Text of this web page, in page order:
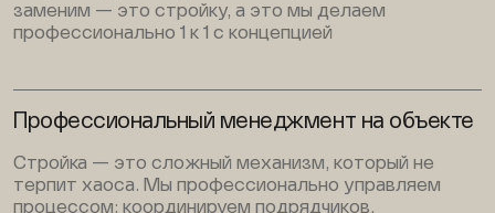
заменим — это стройку, а это мы делаем
профессионально 1 к 1 с концепцией
Профессиональный менеджмент на объекте
Стройка — это сложный механизм, который не
терпит хаоса. Мы профессионально управляем
процессом: координируем подрядчиков,